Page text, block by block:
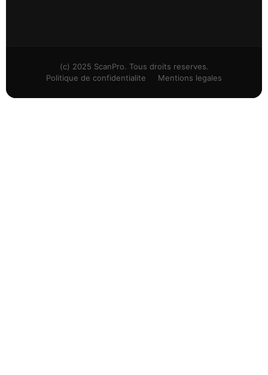
(c) 2025 ScanPro. Tous droits reserves.
Politique de confidentialite
Mentions legales